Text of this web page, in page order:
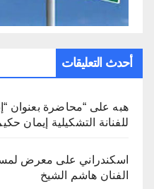
أحدث التعليقات
هبه على “محاضرة بعنوان
للفنانة التشكيلية إيمان
اسكندراني على معرض
الفنان هاشم الشيخ